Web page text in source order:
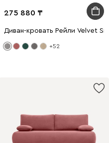
275 880
Диван-кровать Рейли Velvet
+52